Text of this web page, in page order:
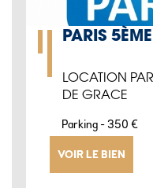
PARIS 5ÈME
LOCATION
DE GRACE
Parking - 350 €
VOIR LE BIEN